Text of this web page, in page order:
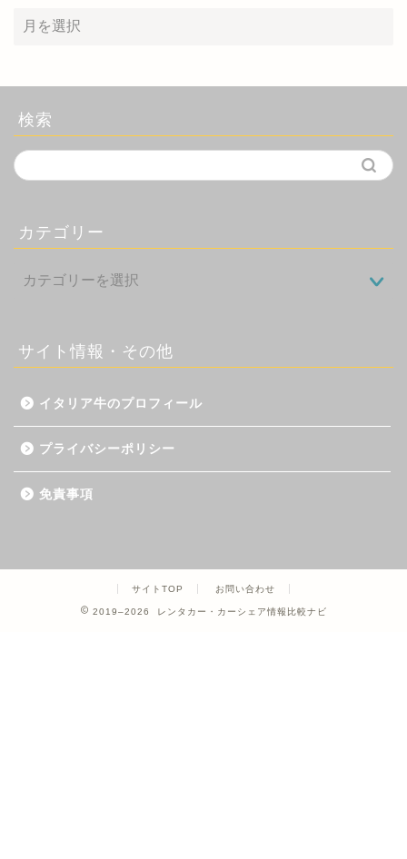
検索
カテゴリー
サイト情報・その他
イタリア牛のプロフィール
プライバシーポリシー
免責事項
サイトTOP お問い合わせ
2019–2026 レンタカー・カーシェア情報比較ナビ